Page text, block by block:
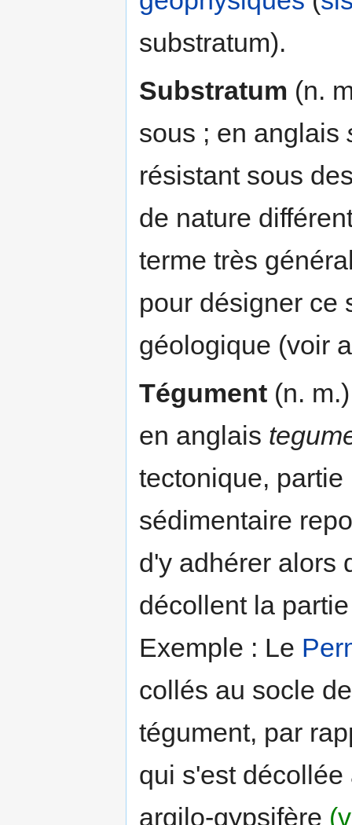
substratum).
Substratum (n.
sous ; en anglais
résistant sous
de nature
terme très
pour désigner ce
géologique (voir
Tégument (n.
en anglais
tectonique,
sédimentaire
d'y adhérer alors
décollent la
Exemple : Le
collés au socle
tégument, par
qui s'est
argilo-gypsifère